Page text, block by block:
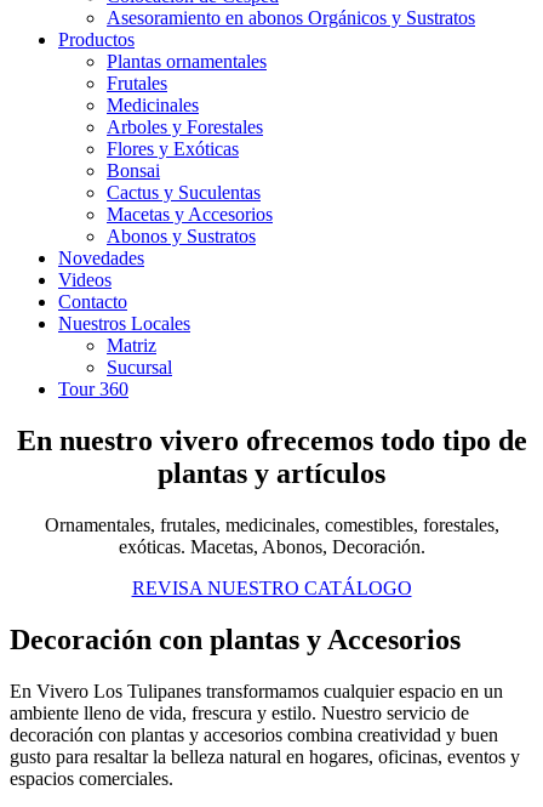
Asesoramiento en abonos Orgánicos y Sustratos
Productos
Plantas ornamentales
Frutales
Medicinales
Arboles y Forestales
Flores y Exóticas
Bonsai
Cactus y Suculentas
Macetas y Accesorios
Abonos y Sustratos
Novedades
Videos
Contacto
Nuestros Locales
Matriz
Sucursal
Tour 360
En nuestro vivero ofrecemos todo tipo de
plantas y artículos
Ornamentales, frutales, medicinales, comestibles, forestales,
exóticas. Macetas, Abonos, Decoración.
REVISA NUESTRO CATÁLOGO
Decoración con plantas y Accesorios
En Vivero Los Tulipanes transformamos cualquier espacio en un
ambiente lleno de vida, frescura y estilo. Nuestro servicio de
decoración con plantas y accesorios combina creatividad y buen
gusto para resaltar la belleza natural en hogares, oficinas, eventos y
espacios comerciales.